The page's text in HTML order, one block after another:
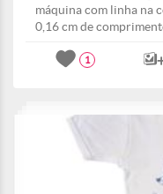
máquina com linha na
0,16 cm de
1